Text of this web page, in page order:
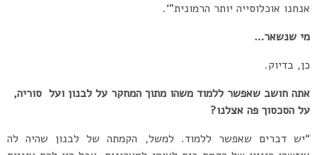
אנחנו אוכלוסייה יותר הרמונית”‘.
מי שנשאר…
כן, בדיוק.
אתה חושב שאפשר ללמוד משהו מתוך המחקר על לבנון ועל סוריה,
על הסכסוך פה אצלנו?
“יש דברים שאפשר ללמוד. למשל, הקמתה של לבנון שהיה לה